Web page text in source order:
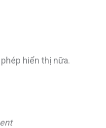
hiển thị nữa.